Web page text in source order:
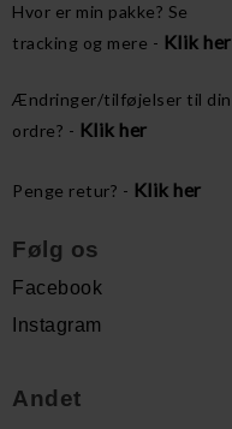
Hvor er min pakke? Se
tracking og mere - Klik her
Ændringer/tilføjelser til din
ordre? - Klik her
Penge retur? - Klik her
Følg os
Facebook
Instagram
Andet